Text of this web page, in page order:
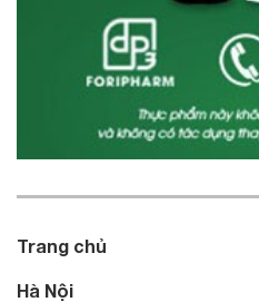
Trang chủ
Hà Nội